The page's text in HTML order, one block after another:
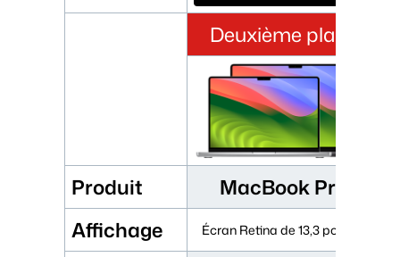
Deuxième place
Produit
MacBook Pro
Affichage
Écran Retina de 13,3 pouces